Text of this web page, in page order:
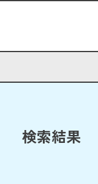
検索結果